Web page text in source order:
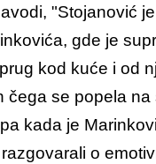
"Stojanović
gde je
kod kuće i od
čega se popela
kada je
o